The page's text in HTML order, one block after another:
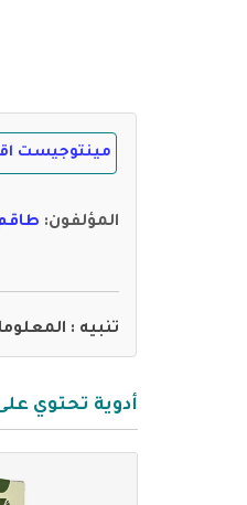
مينتوجيست
المؤلفون:
تنبيه :
أدوية تحتوي